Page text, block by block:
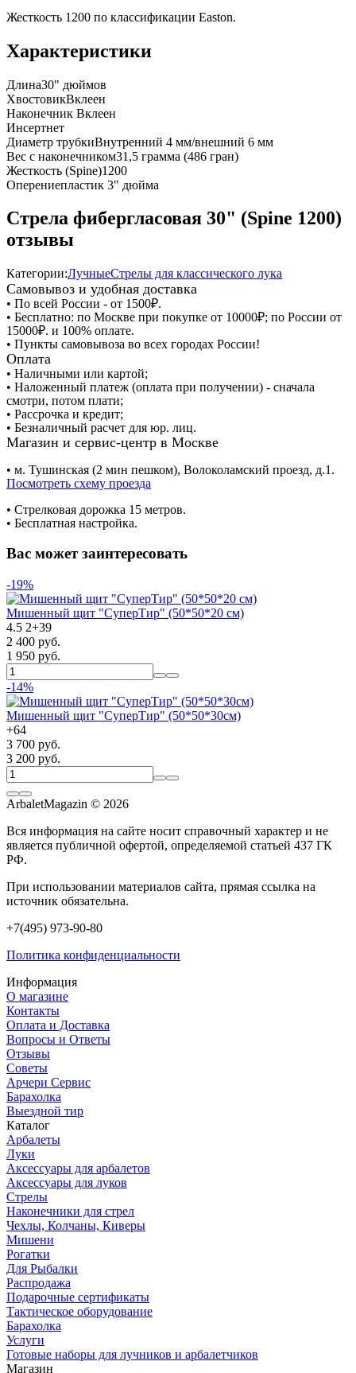
Жесткость 1200 по классификации Easton.
Характеристики
Длина30" дюймов
ХвостовикВклеен
Наконечник Вклеен
Инсертнет
Диаметр трубкиВнутренний 4 мм/внешний 6 мм
Вес с наконечником31,5 грамма (486 гран)
Жесткость (Spine)1200
Оперениепластик 3" дюйма
Стрела фибергласовая 30" (Spine 1200)
отзывы
Категории:ЛучныеСтрелы для классического лука
Самовывоз и удобная доставка
• По всей России - от 1500₽.
• Бесплатно: по Москве при покупке от 10000₽; по России от
15000₽. и 100% оплате.
• Пункты самовывоза во всех городах России!
Оплата
• Наличными или картой;
• Наложенный платеж (оплата при получении) - сначала
смотри, потом плати;
• Рассрочка и кредит;
• Безналичный расчет для юр. лиц.
Магазин и сервис-центр в Москве
• м. Тушинская (2 мин пешком), Волоколамский проезд, д.1.
Посмотреть схему проезда
• Cтрелковая дорожка 15 метров.
• Бесплатная настройка.
Вас может заинтересовать
-19%
Мишенный щит "СуперТир" (50*50*20 см)
4.5 2+39
2 400 руб.
1 950 руб.
-14%
Мишенный щит "СуперТир" (50*50*30см)
+64
3 700 руб.
3 200 руб.
ArbaletMagazin © 2026
Вся информация на сайте носит справочный характер и не
является публичной офертой, определяемой статьей 437 ГК
РФ.
При использовании материалов сайта, прямая ссылка на
источник обязательна.
+7(495) 973-90-80
Политика конфиденциальности
Информация
О магазине
Контакты
Оплата и Доставка
Вопросы и Ответы
Отзывы
Советы
Арчери Сервис
Барахолка
Выездной тир
Каталог
Арбалеты
Луки
Аксессуары для арбалетов
Аксессуары для луков
Стрелы
Наконечники для стрел
Чехлы, Колчаны, Киверы
Мишени
Рогатки
Для Рыбалки
Распродажа
Подарочные сертификаты
Тактическое оборудование
Барахолка
Услуги
Готовые наборы для лучников и арбалетчиков
Магазин